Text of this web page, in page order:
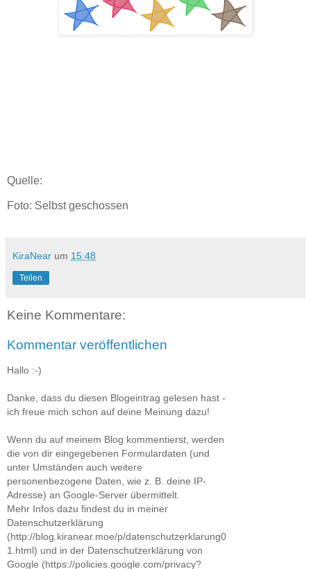
Quelle:
Foto: Selbst geschossen
KiraNear um 15:48
Teilen
Keine Kommentare:
Kommentar veröffentlichen
Hallo :-)
Danke, dass du diesen Blogeintrag gelesen hast -
ich freue mich schon auf deine Meinung dazu!
Wenn du auf meinem Blog kommentierst, werden
die von dir eingegebenen Formulardaten (und
unter Umständen auch weitere
personenbezogene Daten, wie z. B. deine IP-
Adresse) an Google-Server übermittelt.
Mehr Infos dazu findest du in meiner
Datenschutzerklärung
(http://blog.kiranear.moe/p/datenschutzerklarung0
1.html) und in der Datenschutzerklärung von
Google (https://policies.google.com/privacy?